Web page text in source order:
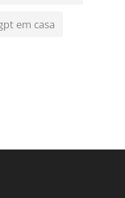
em casa